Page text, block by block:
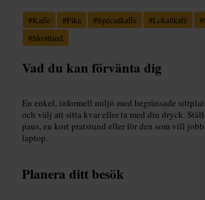
#Kaffe #Fika #Specialkaffe #Lokaltkafé #
#Skottland
Vad du kan förvänta dig
En enkel, informell miljö med begränsade
och välj att sitta kvar eller ta med din dryck.
paus, en kort pratstund eller för den som vill
laptop.
Planera ditt besök